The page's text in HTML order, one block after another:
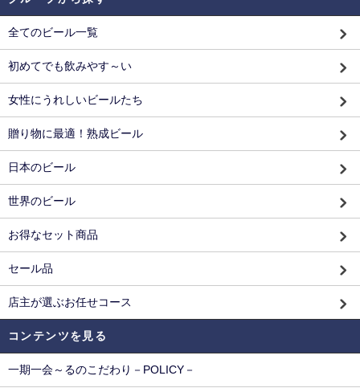
全てのビール一覧
初めてでも飲みやす～い
女性にうれしいビールたち
贈り物に最適！熟成ビール
日本のビール
世界のビール
お得なセット商品
セール品
店主が選ぶお任せコース
コンテンツを見る
一期一会～るのこだわり－POLICY－